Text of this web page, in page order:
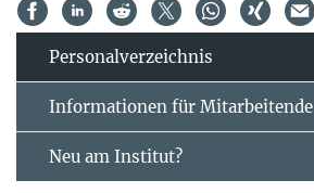
Personal­verzeichnis
Informationen für Mitarbeitende
Neu am Institut?